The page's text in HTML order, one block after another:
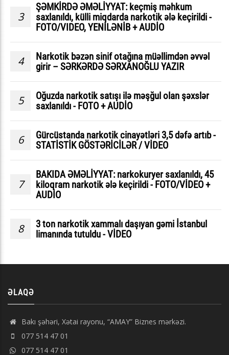
3
ŞƏMKİRDƏ ƏMƏLİYYAT: keçmiş məhkum
saxlanıldı, külli miqdarda narkotik ələ keçirildi -
FOTO/VIDEO, YENİLƏNİB + AUDİO
4
Narkotik bəzən sinif otağına müəllimdən əvvəl
girir – SƏRKƏRDƏ SƏRXANOĞLU YAZIR
5
Oğuzda narkotik satışı ilə məşğul olan şəxslər
saxlanıldı - FOTO + AUDİO
6
Gürcüstanda narkotik cinayətləri 3,5 dəfə artıb -
STATİSTİK GÖSTƏRİCİLƏR / VİDEO
7
BAKIDA ƏMƏLİYYAT: narkokuryer saxlanıldı, 45
kiloqram narkotik ələ keçirildi - FOTO/VİDEO +
AUDİO
8
3 ton narkotik xammalı daşıyan gəmi İstanbul
limanında tutuldu - VİDEO
ƏLAQƏ
Bakı şəhəri, Xətai rayonu, “AMAY” Biznes mərkəzi.
077 514 47 01
077 514 47 01